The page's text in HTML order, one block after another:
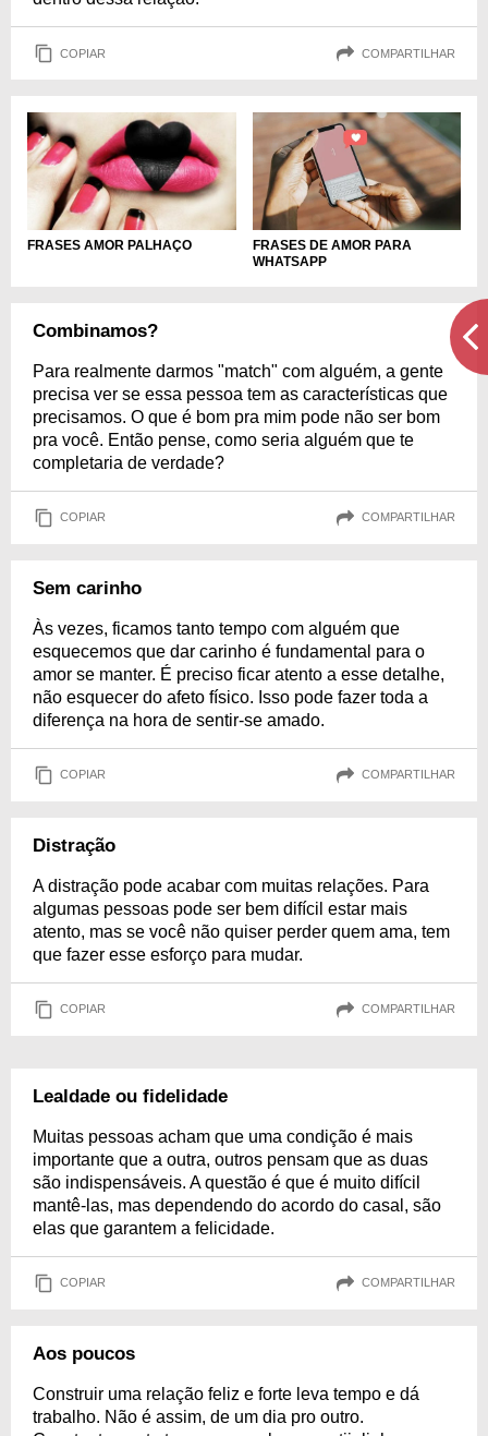
COPIAR COMPARTILHAR
FRASES AMOR PALHAÇO
FRASES DE AMOR PARA
WHATSAPP
Combinamos?
Para realmente darmos "match" com alguém, a gente
precisa ver se essa pessoa tem as características que
precisamos. O que é bom pra mim pode não ser bom
pra você. Então pense, como seria alguém que te
completaria de verdade?
COPIAR COMPARTILHAR
Sem carinho
Às vezes, ficamos tanto tempo com alguém que
esquecemos que dar carinho é fundamental para o
amor se manter. É preciso ficar atento a esse detalhe,
não esquecer do afeto físico. Isso pode fazer toda a
diferença na hora de sentir-se amado.
COPIAR COMPARTILHAR
Distração
A distração pode acabar com muitas relações. Para
algumas pessoas pode ser bem difícil estar mais
atento, mas se você não quiser perder quem ama, tem
que fazer esse esforço para mudar.
COPIAR COMPARTILHAR
Lealdade ou fidelidade
Muitas pessoas acham que uma condição é mais
importante que a outra, outros pensam que as duas
são indispensáveis. A questão é que é muito difícil
mantê-las, mas dependendo do acordo do casal, são
elas que garantem a felicidade.
COPIAR COMPARTILHAR
Aos poucos
Construir uma relação feliz e forte leva tempo e dá
trabalho. Não é assim, de um dia pro outro.